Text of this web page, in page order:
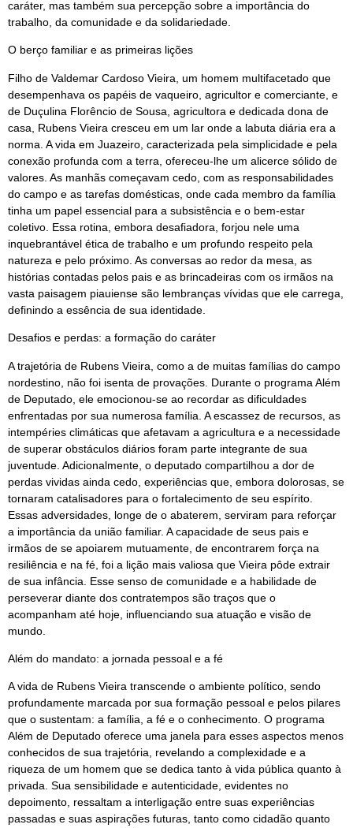
caráter, mas também sua percepção sobre a importância do
trabalho, da comunidade e da solidariedade.
O berço familiar e as primeiras lições
Filho de Valdemar Cardoso Vieira, um homem multifacetado que
desempenhava os papéis de vaqueiro, agricultor e comerciante, e
de Duçulina Florêncio de Sousa, agricultora e dedicada dona de
casa, Rubens Vieira cresceu em um lar onde a labuta diária era a
norma. A vida em Juazeiro, caracterizada pela simplicidade e pela
conexão profunda com a terra, ofereceu-lhe um alicerce sólido de
valores. As manhãs começavam cedo, com as responsabilidades
do campo e as tarefas domésticas, onde cada membro da família
tinha um papel essencial para a subsistência e o bem-estar
coletivo. Essa rotina, embora desafiadora, forjou nele uma
inquebrantável ética de trabalho e um profundo respeito pela
natureza e pelo próximo. As conversas ao redor da mesa, as
histórias contadas pelos pais e as brincadeiras com os irmãos na
vasta paisagem piauiense são lembranças vívidas que ele carrega,
definindo a essência de sua identidade.
Desafios e perdas: a formação do caráter
A trajetória de Rubens Vieira, como a de muitas famílias do campo
nordestino, não foi isenta de provações. Durante o programa Além
de Deputado, ele emocionou-se ao recordar as dificuldades
enfrentadas por sua numerosa família. A escassez de recursos, as
intempéries climáticas que afetavam a agricultura e a necessidade
de superar obstáculos diários foram parte integrante de sua
juventude. Adicionalmente, o deputado compartilhou a dor de
perdas vividas ainda cedo, experiências que, embora dolorosas, se
tornaram catalisadores para o fortalecimento de seu espírito.
Essas adversidades, longe de o abaterem, serviram para reforçar
a importância da união familiar. A capacidade de seus pais e
irmãos de se apoiarem mutuamente, de encontrarem força na
resiliência e na fé, foi a lição mais valiosa que Vieira pôde extrair
de sua infância. Esse senso de comunidade e a habilidade de
perseverar diante dos contratempos são traços que o
acompanham até hoje, influenciando sua atuação e visão de
mundo.
Além do mandato: a jornada pessoal e a fé
A vida de Rubens Vieira transcende o ambiente político, sendo
profundamente marcada por sua formação pessoal e pelos pilares
que o sustentam: a família, a fé e o conhecimento. O programa
Além de Deputado oferece uma janela para esses aspectos menos
conhecidos de sua trajetória, revelando a complexidade e a
riqueza de um homem que se dedica tanto à vida pública quanto à
privada. Sua sensibilidade e autenticidade, evidentes no
depoimento, ressaltam a interligação entre suas experiências
passadas e suas aspirações futuras, tanto como cidadão quanto